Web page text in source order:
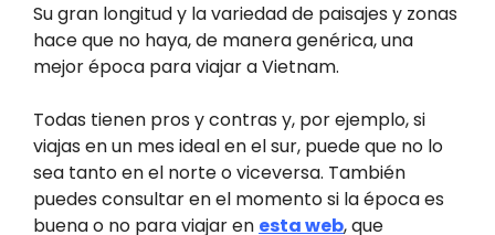
Su gran longitud y la variedad de paisajes y zonas
hace que no haya, de manera genérica, una
mejor época para viajar a Vietnam.
Todas tienen pros y contras y, por ejemplo, si
viajas en un mes ideal en el sur, puede que no lo
sea tanto en el norte o viceversa. También
puedes consultar en el momento si la época es
buena o no para viajar en esta web, que